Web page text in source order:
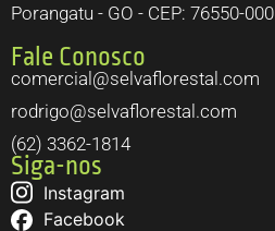
Porangatu - GO - CEP: 76550-000
Fale Conosco
comercial@selvaflorestal.com
rodrigo@selvaflorestal.com
(62) 3362-1814
Siga-nos
Instagram
Facebook